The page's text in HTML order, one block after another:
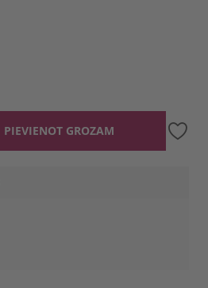
PIEVIENOT GROZAM